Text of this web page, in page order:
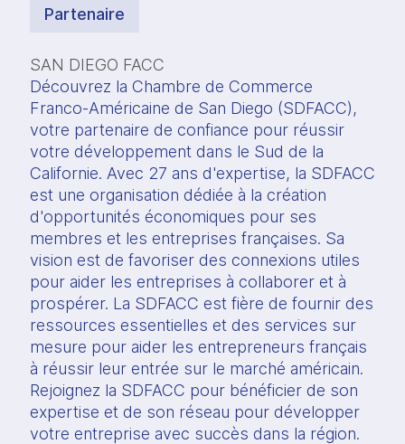
Partenaire
SAN DIEGO FACC
Découvrez la Chambre de Commerce
Franco-Américaine de San Diego (SDFACC),
votre partenaire de confiance pour réussir
votre développement dans le Sud de la
Californie. Avec 27 ans d'expertise, la SDFACC
est une organisation dédiée à la création
d'opportunités économiques pour ses
membres et les entreprises françaises. Sa
vision est de favoriser des connexions utiles
pour aider les entreprises à collaborer et à
prospérer. La SDFACC est fière de fournir des
ressources essentielles et des services sur
mesure pour aider les entrepreneurs français
à réussir leur entrée sur le marché américain.
Rejoignez la SDFACC pour bénéficier de son
expertise et de son réseau pour développer
votre entreprise avec succès dans la région.